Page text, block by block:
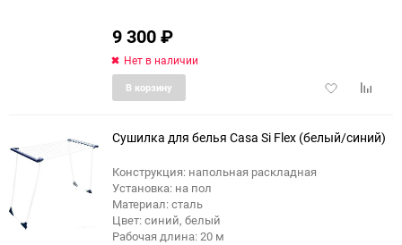
9 300₽
Нет в наличии
Добавить
В корзину
Сушилка для белья Casa Si Flex (белый/синий)
Конструкция: напольная раскладная
Установка: на пол
Материал: сталь
Цвет: синий, белый
Рабочая длина: 20 м